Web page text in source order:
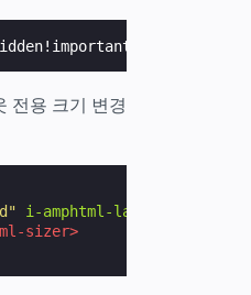
전용 크기 변경
i-amphtml-layout=
sizer>